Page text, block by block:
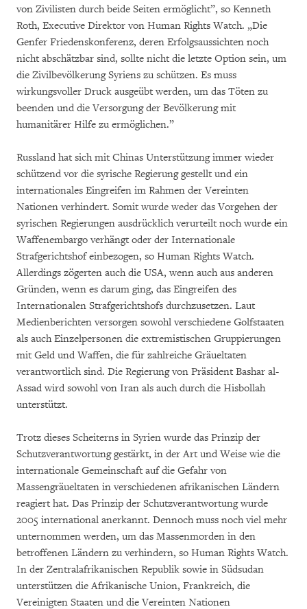
von Zivilisten durch beide Seiten ermöglicht”, so Kenneth
Roth, Executive Direktor von Human Rights Watch. „Die
Genfer Friedenskonferenz, deren Erfolgsaussichten noch
nicht abschätzbar sind, sollte nicht die letzte Option sein, um
die Zivilbevölkerung Syriens zu schützen. Es muss
wirkungsvoller Druck ausgeübt werden, um das Töten zu
beenden und die Versorgung der Bevölkerung mit
humanitärer Hilfe zu ermöglichen.”
Russland hat sich mit Chinas Unterstützung immer wieder
schützend vor die syrische Regierung gestellt und ein
internationales Eingreifen im Rahmen der Vereinten
Nationen verhindert. Somit wurde weder das Vorgehen der
syrischen Regierungen ausdrücklich verurteilt noch wurde ein
Waffenembargo verhängt oder der Internationale
Strafgerichtshof einbezogen, so Human Rights Watch.
Allerdings zögerten auch die USA, wenn auch aus anderen
Gründen, wenn es darum ging, das Eingreifen des
Internationalen Strafgerichtshofs durchzusetzen. Laut
Medienberichten versorgen sowohl verschiedene Golfstaaten
als auch Einzelpersonen die extremistischen Gruppierungen
mit Geld und Waffen, die für zahlreiche Gräueltaten
verantwortlich sind. Die Regierung von Präsident Bashar al-
Assad wird sowohl von Iran als auch durch die Hisbollah
unterstützt.
Trotz dieses Scheiterns in Syrien wurde das Prinzip der
Schutzverantwortung gestärkt, in der Art und Weise wie die
internationale Gemeinschaft auf die Gefahr von
Massengräueltaten in verschiedenen afrikanischen Ländern
reagiert hat. Das Prinzip der Schutzverantwortung wurde
2005 international anerkannt. Dennoch muss noch viel mehr
unternommen werden, um das Massenmorden in den
betroffenen Ländern zu verhindern, so Human Rights Watch.
In der Zentralafrikanischen Republik sowie in Südsudan
unterstützen die Afrikanische Union, Frankreich, die
Vereinigten Staaten und die Vereinten Nationen